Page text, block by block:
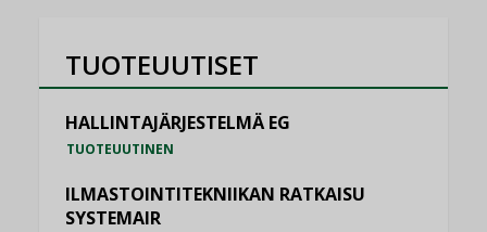
TUOTEUUTISET
HALLINTAJÄRJESTELMÄ EG
TUOTEUUTINEN
ILMASTOINTITEKNIIKAN RATKAISU
SYSTEMAIR